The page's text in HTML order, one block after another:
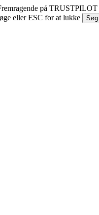
på TRUSTPILOT
eller ESC for at lukke
Søg